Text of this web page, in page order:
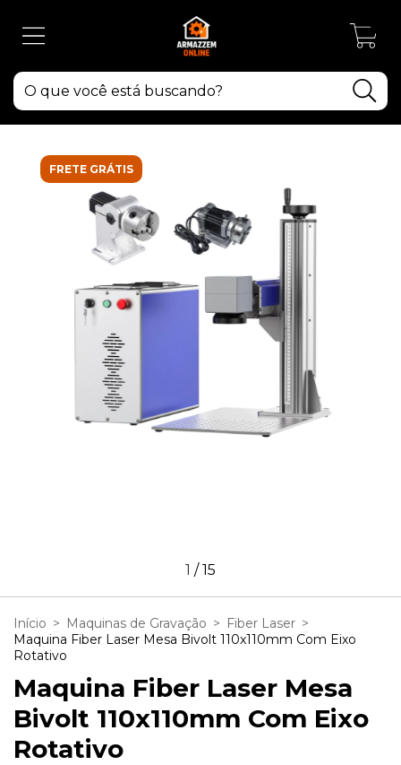
FRETE GRÁTIS
1 /15
Início > Maquinas de Gravação > Fiber Laser >
Maquina Fiber Laser Mesa Bivolt 110x110mm Com Eixo
Rotativo
Maquina Fiber Laser Mesa
Bivolt 110x110mm Com Eixo
Rotativo